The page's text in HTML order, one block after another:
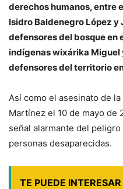
derechos humanos, entre
Isidro Baldenegro López y
defensores del bosque en
indígenas wixárika Miguel
defensores del territorio
Así como el asesinato de
Martínez el 10 de mayo de
señal alarmante del
personas desaparecidas.
TE PUEDE INTERESAR